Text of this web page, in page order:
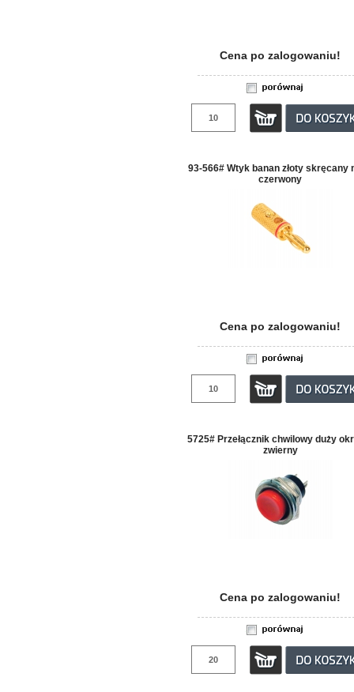
Cena po zalogowaniu!
93-566# Wtyk banan złoty skręcany
czerwony
Cena po zalogowaniu!
5725# Przełącznik chwilowy duży
zwierny
Cena po zalogowaniu!